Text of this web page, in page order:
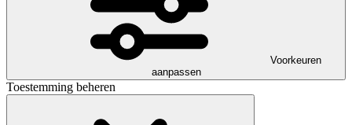
Voorkeuren
aanpassen
Toestemming beheren